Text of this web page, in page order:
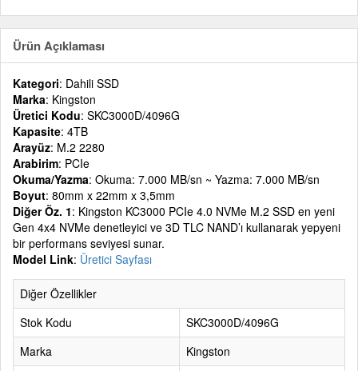
Ürün Açıklaması
Kategori: Dahili SSD
Marka: Kingston
Üretici Kodu: SKC3000D/4096G
Kapasite: 4TB
Arayüz: M.2 2280
Arabirim: PCIe
Okuma/Yazma: Okuma: 7.000 MB/sn ~ Yazma: 7.000 MB/sn
Boyut: 80mm x 22mm x 3,5mm
Diğer Öz. 1: Kingston KC3000 PCIe 4.0 NVMe M.2 SSD en yeni
Gen 4x4 NVMe denetleyici ve 3D TLC NAND’ı kullanarak yepyeni
bir performans seviyesi sunar.
Model Link: Üretici Sayfası
Diğer Özellikler
Stok Kodu
SKC3000D/4096G
Marka
Kingston